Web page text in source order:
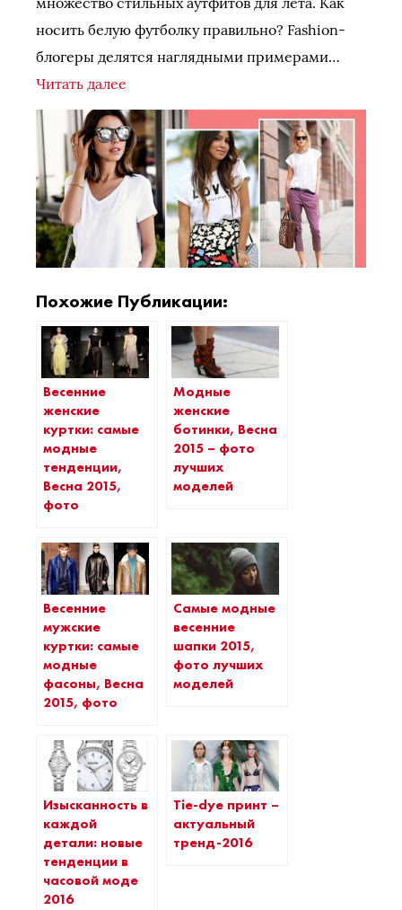
носить белую футболку правильно? Fashion-
блогеры делятся наглядными примерами…
Читать далее
Похожие Публикации:
Весенние
женские
куртки: самые
модные
тенденции,
Весна 2015,
фото
Модные
женские
ботинки, Весна
2015 – фото
лучших
моделей
Весенние
мужские
куртки: самые
модные
фасоны, Весна
2015, фото
Самые модные
весенние
шапки 2015,
фото лучших
моделей
Изысканность в
каждой
детали: новые
тенденции в
часовой моде
2016
Tie-dye принт –
актуальный
тренд-2016